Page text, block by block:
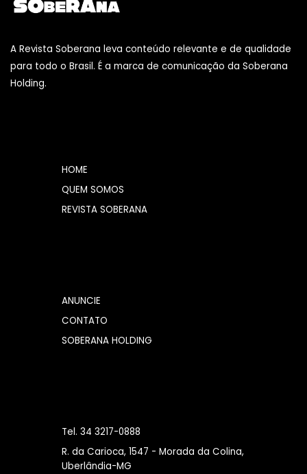
A Revista Soberana leva conteúdo relevante e de qualidade
para todo o Brasil. É a marca de comunicação da Soberana
Holding.
HOME
QUEM SOMOS
REVISTA SOBERANA
ANUNCIE
CONTATO
SOBERANA HOLDING
Tel. 34 3217-0888
R. da Carioca, 1547 - Morada da Colina,
Uberlândia-MG